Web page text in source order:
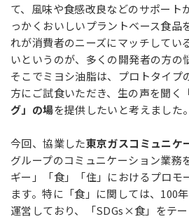
て、風味や食感改良などのサポート
っかくおいしいプラントベース食品
れが消費者のニーズにマッチしてい
いというのが、多くの開発者の方の
そこでミヨシ油脂は、プロトタイプ
方にご試食いただき、生の声を聞く
グ」の場を提供したいと考えました。
今回、協業した東京ガスコミュニケ
グループのコミュニケーション業務
ギー」「食」「住」におけるプロモ
ます。特に「食」に関しては、100
運営しており、「SDGs×食」をテ